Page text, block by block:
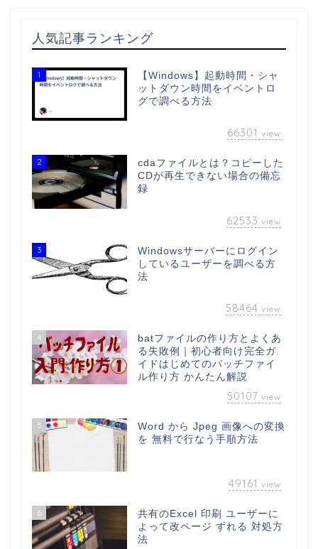
人気記事ランキング
1
【Windows】起動時間・シャ
ットダウン時間をイベントロ
グで調べる方法
66301 view
2
cdaファイルとは？コピーした
CDが再生できない場合の備忘
録
62533 view
3
Windowsサーバーにログイン
しているユーザーを調べる方
法
58464 view
4
batファイルの作り方とよくあ
る失敗例｜初心者向け完全ガ
イドはじめてのバッチファイ
ル作り方 かんたん解説
50107 view
5
Word から Jpeg 画像への変換
を 無料で行なう手順方法
49161 view
6
共有のExcel 印刷 ユーザーに
よって改ページ ずれる 対処方
法